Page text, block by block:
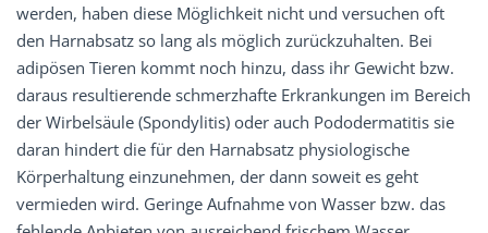
werden, haben diese Möglichkeit nicht und versuchen oft
den Harnabsatz so lang als möglich zurückzuhalten. Bei
adipösen Tieren kommt noch hinzu, dass ihr Gewicht bzw.
daraus resultierende schmerzhafte Erkrankungen im Bereich
der Wirbelsäule (Spondylitis) oder auch Pododermatitis sie
daran hindert die für den Harnabsatz physiologische
Körperhaltung einzunehmen, der dann soweit es geht
vermieden wird. Geringe Aufnahme von Wasser bzw. das